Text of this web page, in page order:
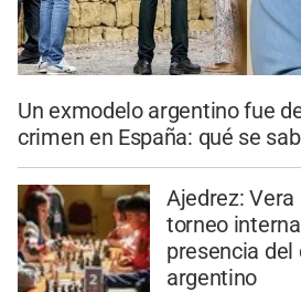
Un exmodelo argentino fue
crimen en España: qué se
Ajedrez: Vera
torneo
presencia del
argentino